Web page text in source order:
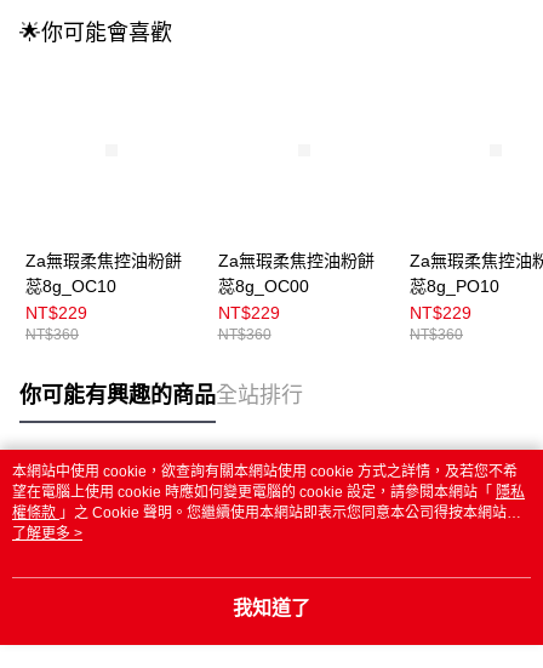
🌟你可能會喜歡
Za無瑕柔焦控油粉餅
蕊8g_OC10
NT$229
NT$360
Za無瑕柔焦控油粉餅
蕊8g_OC00
NT$229
NT$360
Za無瑕柔焦控油
蕊8g_PO10
NT$229
NT$360
你可能有興趣的商品全站排行
熱門標籤
本網站中使用 cookie，欲查詢有關本網站使用 cookie 方式之詳情，及若您不希
望在電腦上使用 cookie 時應如何變更電腦的 cookie 設定，請參閱本網站「 隱私
權條款 」之 Cookie 聲明。您繼續使用本網站即表示您同意本公司得按本網站使
用條款之 Cookie 聲明使用 cookie。
了解更多 >
我知道了